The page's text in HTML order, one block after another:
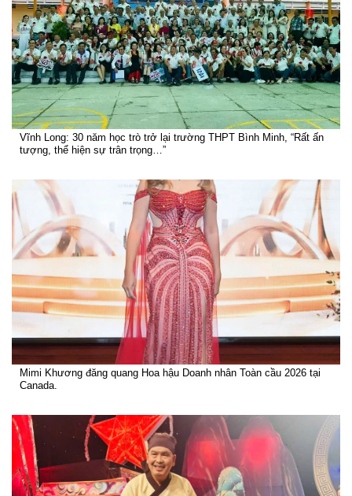
Vĩnh Long: 30 năm học trò trở lại trường THPT Bình Minh, “Rất ấn
tượng, thể hiện sự trân trọng…”
Mimi Khương đăng quang Hoa hậu Doanh nhân Toàn cầu 2026 tại
Canada.